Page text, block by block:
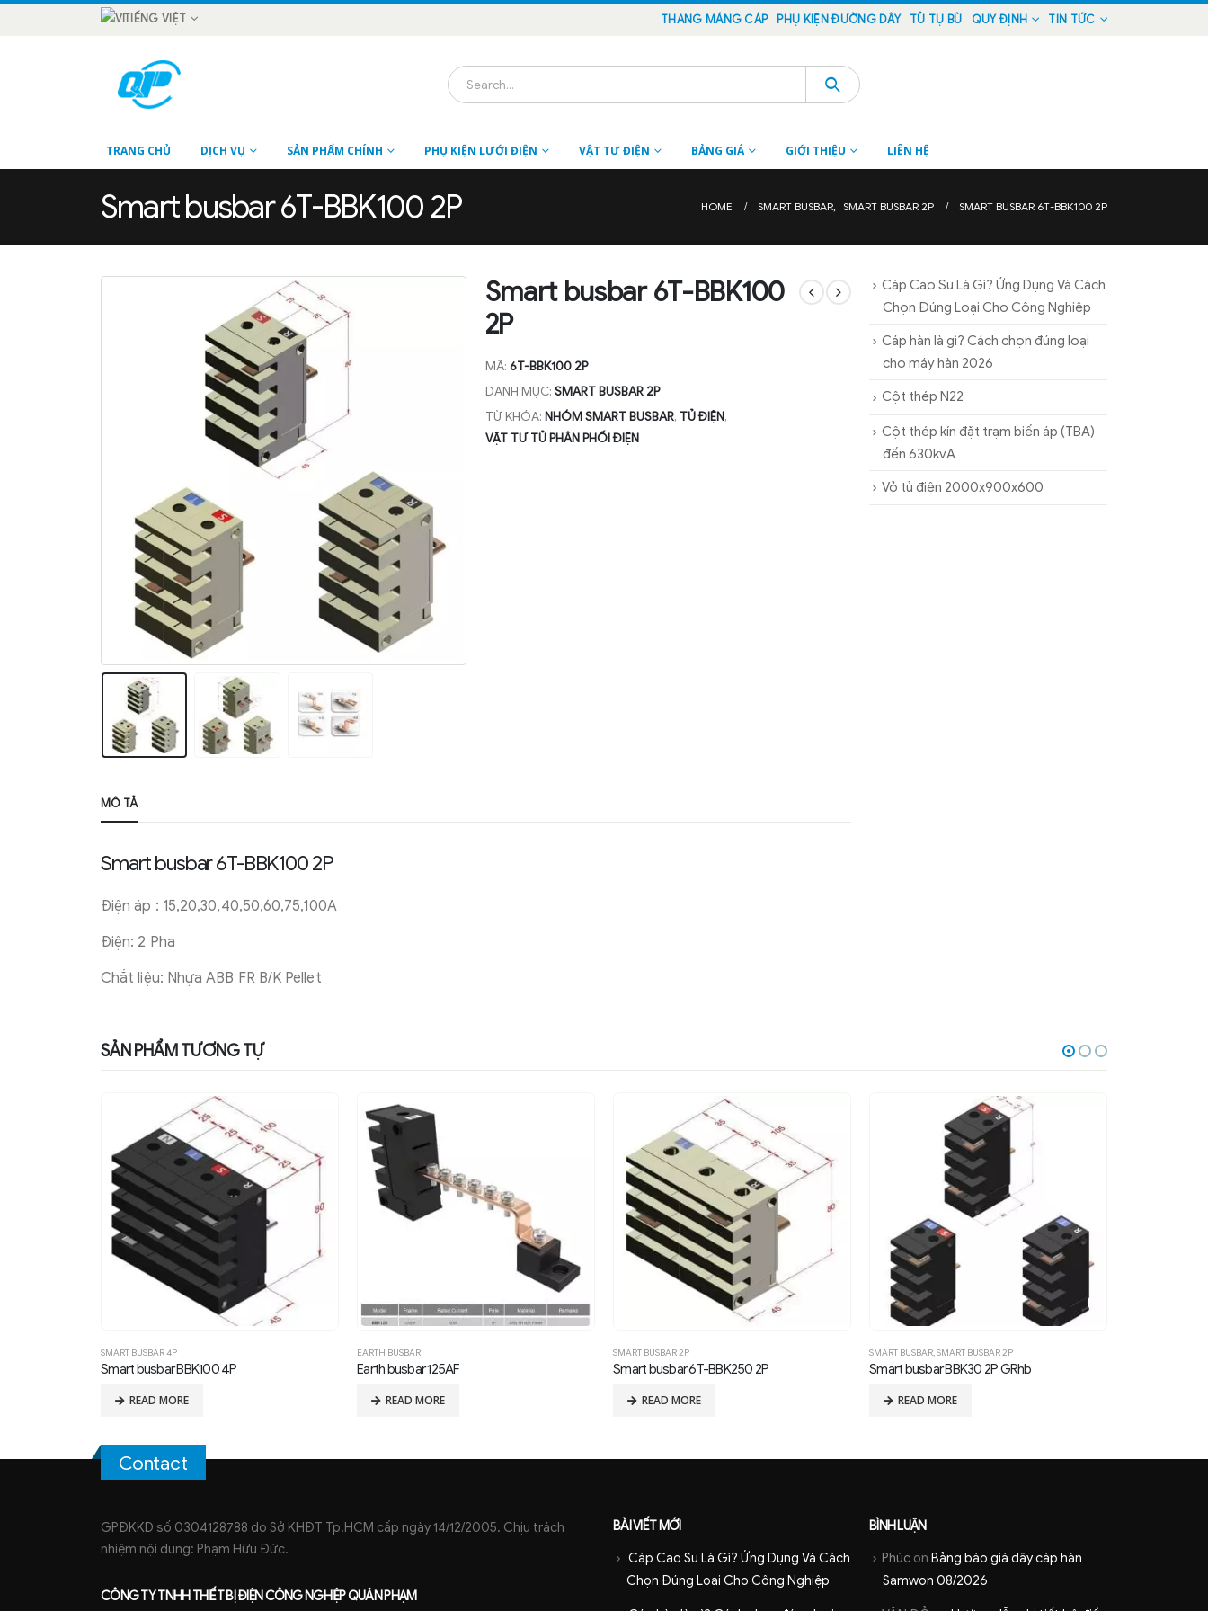
TIẾNG VIỆT THANG MÁNG CÁP PHỤ KIỆN ĐƯỜNG DÂY TỦ TỤ BÙ QUY ĐỊNH TIN TỨC
TRANG CHỦ DỊCH VỤ SẢN PHẨM CHÍNH PHỤ KIỆN LƯỚI ĐIỆN VẬT TƯ ĐIỆN BẢNG GIÁ GIỚI THIỆU LIÊN HỆ
Smart busbar 6T-BBK100 2P HOME SMART BUSBAR, SMART BUSBAR 2P SMART BUSBAR 6T-BBK100 2P
Smart busbar 6T-BBK100
2P
MÃ: 6T-BBK100 2P
DANH MỤC: SMART BUSBAR 2P
TỪ KHÓA: NHÓM SMART BUSBAR, TỦ ĐIỆN,
VẬT TƯ TỦ PHÂN PHỐI ĐIỆN
MÔ TẢ
Smart busbar 6T-BBK100 2P
Điện áp : 15,20,30,40,50,60,75,100A
Điện: 2 Pha
Chắt liệu: Nhựa ABB FR B/K Pellet
Cáp Cao Su Là Gì? Ứng Dụng Và Cách
Chọn Đúng Loại Cho Công Nghiệp
Cáp hàn là gì? Cách chọn đúng loại
cho máy hàn 2026
Cột thép N22
Cột thép kín đặt trạm biến áp (TBA)
đến 630kvA
Vỏ tủ điện 2000x900x600
SẢN PHẨM TƯƠNG TỰ
SMART BUSBAR 4P
Smart busbar BBK100 4P
READ MORE
EARTH BUSBAR
Earth busbar 125AF
READ MORE
SMART BUSBAR 2P
Smart busbar 6T-BBK250 2P
READ MORE
SMART BUSBAR,SMART BUSBAR 2P
Smart busbar BBK30 2P GRhb
READ MORE
Contact
GPĐKKD số 0304128788 do Sở KHĐT Tp.HCM cấp ngày 14/12/2005. Chịu trách
nhiệm nội dung: Phạm Hữu Đức.
CÔNG TY TNHHTHIẾT BỊ ĐIỆN CÔNG NGHIỆPQUÂN PHẠM
BÀI VIẾT MỚI
Cáp Cao Su Là Gì? Ứng Dụng Và Cách
Chọn Đúng Loại Cho Công Nghiệp
BÌNH LUẬN
Phúc on Bảng báo giá dây cáp hàn
Samwon 08/2026